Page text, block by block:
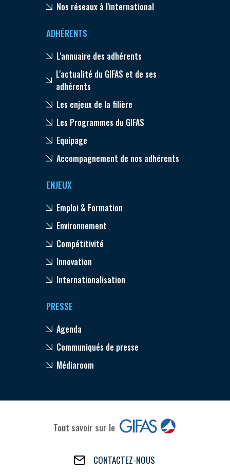
Nos réseaux à l'international
ADHÉRENTS
L'annuaire des adhérents
L'actualité du GIFAS et de ses
adhérents
Les enjeux de la filière
Les Programmes du GIFAS
Equipage
Accompagnement de nos adhérents
ENJEUX
Emploi & Formation
Environnement
Compétitivité
Innovation
Internationalisation
PRESSE
Agenda
Communiqués de presse
Médiaroom
Tout savoir sur le
CONTACTEZ-NOUS